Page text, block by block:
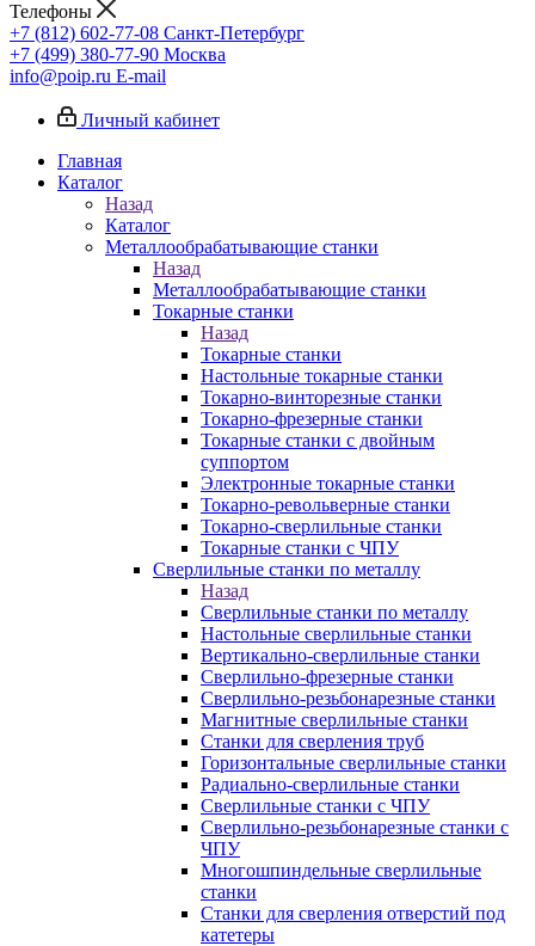
Телефоны
+7 (812) 602-77-08 Санкт-Петербург
+7 (499) 380-77-90 Москва
info@poip.ru E-mail
Личный кабинет
Главная
Каталог
Назад
Каталог
Металлообрабатывающие станки
Назад
Металлообрабатывающие станки
Токарные станки
Назад
Токарные станки
Настольные токарные станки
Токарно-винторезные станки
Токарно-фрезерные станки
Токарные станки с двойным
суппортом
Электронные токарные станки
Токарно-револьверные станки
Токарно-сверлильные станки
Токарные станки с ЧПУ
Сверлильные станки по металлу
Назад
Сверлильные станки по металлу
Настольные сверлильные станки
Вертикально-сверлильные станки
Сверлильно-фрезерные станки
Сверлильно-резьбонарезные станки
Магнитные сверлильные станки
Станки для сверления труб
Горизонтальные сверлильные станки
Радиально-сверлильные станки
Сверлильные станки с ЧПУ
Сверлильно-резьбонарезные станки с
ЧПУ
Многошпиндельные сверлильные
станки
Станки для сверления отверстий под
катетеры